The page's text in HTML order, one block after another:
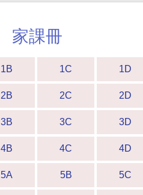
家課冊
1B 1C 1D
2B 2C 2D
3B 3C 3D
4B 4C 4D
5A 5B 5C